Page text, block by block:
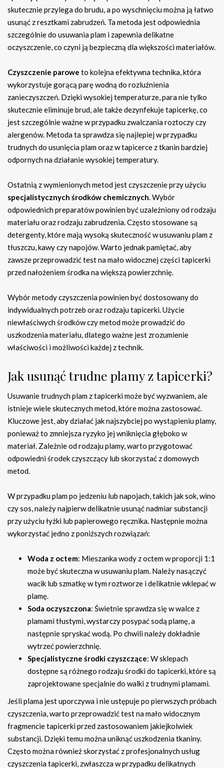
skutecznie przylega do brudu, a po wyschnięciu można ją łatwo
usunąć z resztkami zabrudzeń. Ta metoda jest odpowiednia
szczególnie do usuwania plam i zapewnia delikatne
oczyszczenie, co czyni ją bezpieczną dla większości materiałów.
Czyszczenie parowe to kolejna efektywna technika, która
wykorzystuje gorącą parę wodną do rozluźnienia
zanieczyszczeń. Dzięki wysokiej temperaturze, para nie tylko
skutecznie eliminuje brud, ale także dezynfekuje tapicerkę, co
jest szczególnie ważne w przypadku zwalczania roztoczy czy
alergenów. Metoda ta sprawdza się najlepiej w przypadku
trudnych do usunięcia plam oraz w tapicerce z tkanin bardziej
odpornych na działanie wysokiej temperatury.
Ostatnią z wymienionych metod jest czyszczenie przy użyciu
specjalistycznych środków chemicznych. Wybór
odpowiednich preparatów powinien być uzależniony od rodzaju
materiału oraz rodzaju zabrudzenia. Często stosowane są
detergenty, które mają wysoką skuteczność w usuwaniu plam z
tłuszczu, kawy czy napojów. Warto jednak pamiętać, aby
zawsze przeprowadzić test na mało widocznej części tapicerki
przed nałożeniem środka na większą powierzchnię.
Wybór metody czyszczenia powinien być dostosowany do
indywidualnych potrzeb oraz rodzaju tapicerki. Użycie
niewłaściwych środków czy metod może prowadzić do
uszkodzenia materiału, dlatego ważne jest zrozumienie
właściwości i możliwości każdej z technik.
Jak usunąć trudne plamy z tapicerki?
Usuwanie trudnych plam z tapicerki może być wyzwaniem, ale
istnieje wiele skutecznych metod, które można zastosować.
Kluczowe jest, aby działać jak najszybciej po wystąpieniu plamy,
ponieważ to zmniejsza ryzyko jej wniknięcia głęboko w
materiał. Zależnie od rodzaju plamy, warto przygotować
odpowiedni środek czyszczący lub skorzystać z domowych
metod.
W przypadku plam po jedzeniu lub napojach, takich jak sok, wino
czy sos, należy najpierw delikatnie usunąć nadmiar substancji
przy użyciu łyżki lub papierowego ręcznika. Następnie można
wykorzystać jedno z poniższych rozwiązań:
Woda z octem: Mieszanka wody z octem w proporcji 1:1
może być skuteczna w usuwaniu plam. Należy nasączyć
wacik lub szmatkę w tym roztworze i delikatnie wklepać w
plamę.
Soda oczyszczona: Świetnie sprawdza się w walce z
plamami tłustymi, wystarczy posypać sodą plamę, a
następnie spryskać wodą. Po chwili należy dokładnie
wytrzeć powierzchnię.
Specjalistyczne środki czyszczące: W sklepach
dostępne są różnego rodzaju środki do tapicerki, które są
zaprojektowane specjalnie do walki z trudnymi plamami.
Jeśli plama jest uporczywa i nie ustępuje po pierwszych próbach
czyszczenia, warto przeprowadzić test na mało widocznym
fragmencie tapicerki przed zastosowaniem jakiejkolwiek
substancji. Dzięki temu można uniknąć uszkodzenia tkaniny.
Często można również skorzystać z profesjonalnych usług
czyszczenia tapicerki, zwłaszcza w przypadku delikatnych